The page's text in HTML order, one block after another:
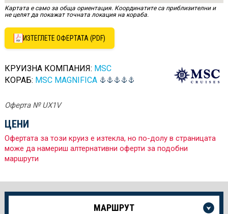
Картата е само за обща ориентация. Координатите са приблизителни и
не целят да покажат точната локация на кораба.
ИЗТЕГЛЕТЕ ОФЕРТАТА (PDF)
КРУИЗНА КОМПАНИЯ: MSC
КОРАБ: MSC MAGNIFICA
Оферта № UX1V
ЦЕНИ
Офертата за този круиз е изтекла, но по-долу в страницата
може да намериш алтернативни оферти за подобни
маршрути
Още
МАРШРУТ